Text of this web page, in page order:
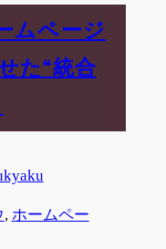
ムページ
た“統合
, ホームペー